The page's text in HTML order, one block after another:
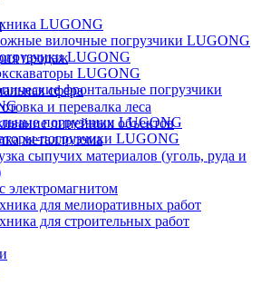
продаж
сфера
и перевалка леса
линейных объектов
металлолома
сыпучих материалов (уголь, руда и
электромагнитом
для мелиоративных работ
для строительных работ
LUGONG
вилочные погрузчики LUGONG
LUGONG
LUGONG
фронтальные погрузчики
погрузчики LUGONG
погрузчики LUGONG